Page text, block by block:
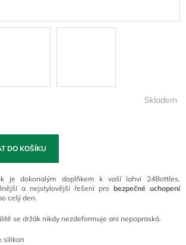
Skladem
DO KOŠÍKU
je dokonalým doplňkem k vaší lahvi 24Bottles.
a nejstylovější řešení pro bezpečné uchopení
celý den.
se držák nikdy nezdeformuje ani nepopraská.
silikon